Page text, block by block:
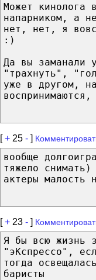
Может кинолога
напарником, а
нет, нет, я
:)
Да вы заманали
"трахнуть",
уже в другом,
[+ 25 - ]
вообще
тяжело
актеры малость
[+ 23 - ]
Я бы всю жизнь
"эКспрессо",
тогда
баристы